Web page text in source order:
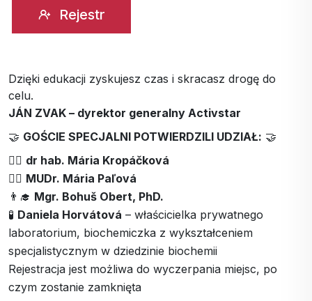
Rejestr
Dzięki edukacji zyskujesz czas i skracasz drogę do
celu.
JÁN ZVAK – dyrektor generalny Activstar
🤝 GOŚCIE SPECJALNI POTWIERDZILI UDZIAŁ: 🤝
👩‍⚕️ dr hab. Mária Kropáčková
👩‍⚕️ MUDr. Mária Paľová
👨‍🎓 Mgr. Bohuš Obert, PhD.
🧪 Daniela Horvátová – właścicielka prywatnego
laboratorium, biochemiczka z wykształceniem
specjalistycznym w dziedzinie biochemii
Rejestracja jest możliwa do wyczerpania miejsc, po
czym zostanie zamknięta